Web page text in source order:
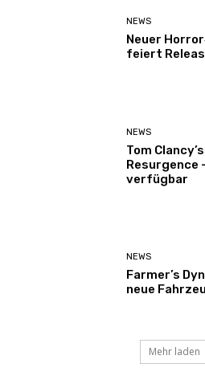
NEWS
Neuer
feiert
NEWS
Tom
Resurgence
verfügbar
NEWS
Farmer’s
neue
Mehr laden